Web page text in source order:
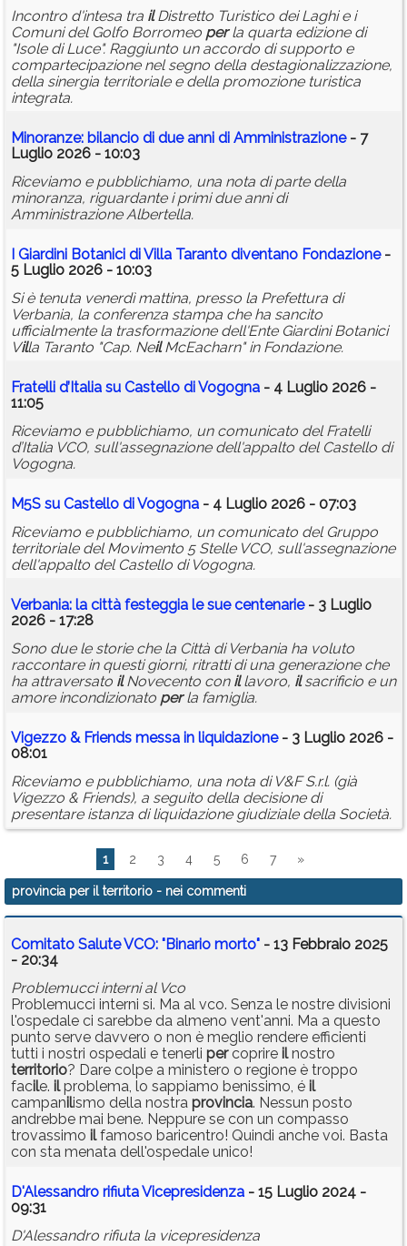
Incontro d'intesa tra ilDistretto Turistico dei Laghi e i
Comuni del Golfo Borromeo perla quarta edizione di
"Isole di Luce". Raggiunto un accordo di supporto e
compartecipazione nel segno della destagionalizzazione,
della sinergia territoriale e della promozione turistica
integrata.
Minoranze: bilancio di due anni di Amministrazione- 7
Luglio 2026 - 10:03
Riceviamo e pubblichiamo, una nota di parte della
minoranza, riguardante i primi due anni di
Amministrazione Albertella.
I Giardini Botanici di Villa Taranto diventano Fondazione-
5 Luglio 2026 - 10:03
Si è tenuta venerdì mattina, presso la Prefettura di
Verbania, la conferenza stampa che ha sancito
ufficialmente la trasformazione dell'Ente Giardini Botanici
Villa Taranto "Cap. NeilMcEacharn" in Fondazione.
Fratelli d’Italia su Castello di Vogogna - 4 Luglio 2026 -
11:05
Riceviamo e pubblichiamo, un comunicato del Fratelli
d’Italia VCO, sull'assegnazione dell'appalto del Castello di
Vogogna.
M5S su Castello di Vogogna - 4 Luglio 2026 - 07:03
Riceviamo e pubblichiamo, un comunicato del Gruppo
territoriale del Movimento 5 Stelle VCO, sull'assegnazione
dell'appalto del Castello di Vogogna.
Verbania: la città festeggia le sue centenarie- 3 Luglio
2026 - 17:28
Sono due le storie che la Città di Verbania ha voluto
raccontare in questi giorni, ritratti di una generazione che
ha attraversato ilNovecento con illavoro, ilsacrificio e un
amore incondizionato perla famiglia.
Vigezzo & Friends messa in liquidazione- 3 Luglio 2026 -
08:01
Riceviamo e pubblichiamo, una nota di V&F S.r.l. (già
Vigezzo & Friends), a seguito della decisione di
presentare istanza di liquidazione giudiziale della Società.
1 2 3 4 5 6 7 »
provincia per il territorio - nei commenti
Comitato Salute VCO: "Binario morto" - 13 Febbraio 2025
- 20:34
Problemucci interni al Vco
Problemucci interni si. Ma al vco. Senza le nostre divisioni
l'ospedale ci sarebbe da almeno vent'anni. Ma a questo
punto serve davvero o non è meglio rendere efficienti
tutti i nostri ospedali e tenerli percoprire ilnostro
territorio? Dare colpe a ministero o regione è troppo
facile. ilproblema, lo sappiamo benissimo, é il
campanilismo della nostra provincia. Nessun posto
andrebbe mai bene. Neppure se con un compasso
trovassimo ilfamoso baricentro! Quindi anche voi. Basta
con sta menata dell'ospedale unico!
D'Alessandro rifiuta Vicepresidenza - 15 Luglio 2024 -
09:31
D'Alessandro rifiuta la vicepresidenza